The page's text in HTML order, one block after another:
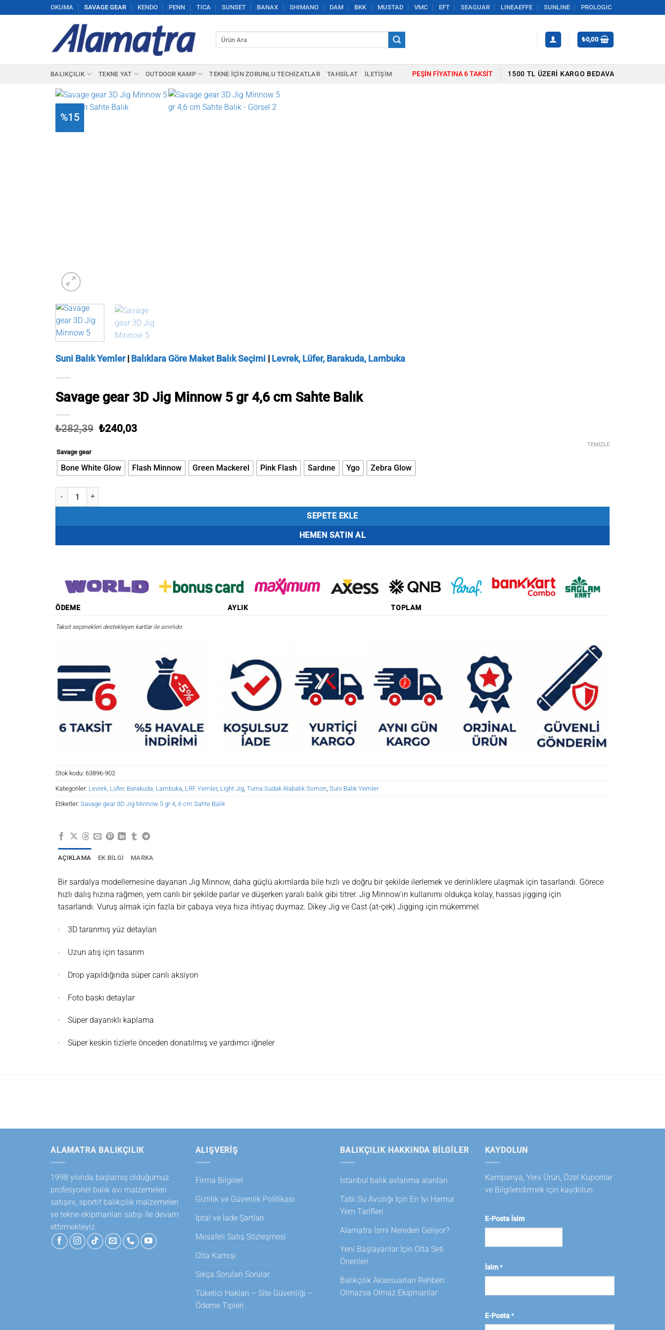
atla
OKUMA SAVAGE GEAR KENDO PENN TICA SUNSET BANAX SHIMANO DAM BKK MUSTAD VMC EFT SEAGUAR LINEAEFFE SUNLINE PROLOGIC
Ara:
₺0,00
BALIKÇILIK TEKNE YAT OUTDOOR KAMP TEKNE IÇIN ZORUNLU TECHIZATLAR TAHSILAT İLETIŞIM PEŞIN FIYATINA 6 TAKSIT 1500 TL ÜZERI KARGO BEDAVA
%15
Suni Balık Yemler| Balıklara Göre Maket Balık Seçimi | Levrek, Lüfer, Barakuda, Lambuka
Savage gear 3D Jig Minnow 5 gr 4,6 cm Sahte Balık
₺282,39 Orijinal
₺240,03Şu
₺240,03.
Savage gear
Bone White Glow Flash Minnow Green Mackerel Pink Flash Sardıne Ygo Zebra Glow
TEMIZLE
Savage gear 3D Jig Minnow 5 gr 4,6 cm Sahte Balık adet
SEPETE EKLE
HEMEN SATIN AL
ÖDEME AYLIK TOPLAM
Taksit seçenekleri destekleyen kartlar ile sınırlıdır.
Stok kodu: 63896-902
Kategoriler: Levrek, Lüfer, Barakuda, Lambuka LRF Yemler, Light Jig Turna Sudak Alabalık Somon Suni Balık Yemler
Etiketler: Savage gear 3D Jig Minnow 5 gr 4 6 cm Sahte Balık
AÇIKLAMA EK BILGI MARKA
Bir sardalya modellemesine dayanan Jig Minnow, daha güçlü akımlarda bile hızlı ve doğru bir şekilde ilerlemek ve derinliklere ulaşmak için tasarlandı. Görece
hızlı dalış hızına rağmen, yem canlı bir şekilde parlar ve düşerken yaralı balık gibi titrer. Jig Minnow’ın kullanımı oldukça kolay, hassas jigging için
tasarlandı. Vuruş almak için fazla bir çabaya veya hıza ihtiyaç duymaz. Dikey Jig ve Cast (at-çek) Jigging için mükemmel.
· 3D taranmış yüz detayları
· Uzun atış için tasarım
· Drop yapıldığında süper canlı aksiyon
· Foto baskı detaylar
· Süper dayanıklı kaplama
· Süper keskin tizlerle önceden donatılmış ve yardımcı iğneler
ALAMATRA BALIKÇILIK
1998 yılında başlamış olduğumuz
profesyonel balık avı malzemeleri
satışını, sportif balıkçılık malzemeleri
ve tekne ekipmanları satışı ile devam
ettirmekteyiz.
ALIŞVERİŞ
Firma Bilgileri
Gizlilik ve Güvenlik Politikası
İptal ve İade Şartları
Mesafeli Satış Sözleşmesi
Olta Kamışı
Sıkça Sorulan Sorular
Tüketici Hakları – Site Güvenliği –
Ödeme Tipleri
BALIKÇILIK HAKKINDA BILGILER
İstanbul balık avlanma alanları
Tatlı Su Avcılığı İçin En İyi Hamur
Yem Tarifleri
Alamatra İsmi Nereden Geliyor?
Yeni Başlayanlar İçin Olta Seti
Önerileri
Balıkçılık Aksesuarları Rehberi:
Olmazsa Olmaz Ekipmanlar
KAYDOLUN
Kampanya, Yeni Ürün, Özel Kuponlar
ve Bilgilendirmek için kaydolun.
E-Posta İsim
İsim*
E-Posta*